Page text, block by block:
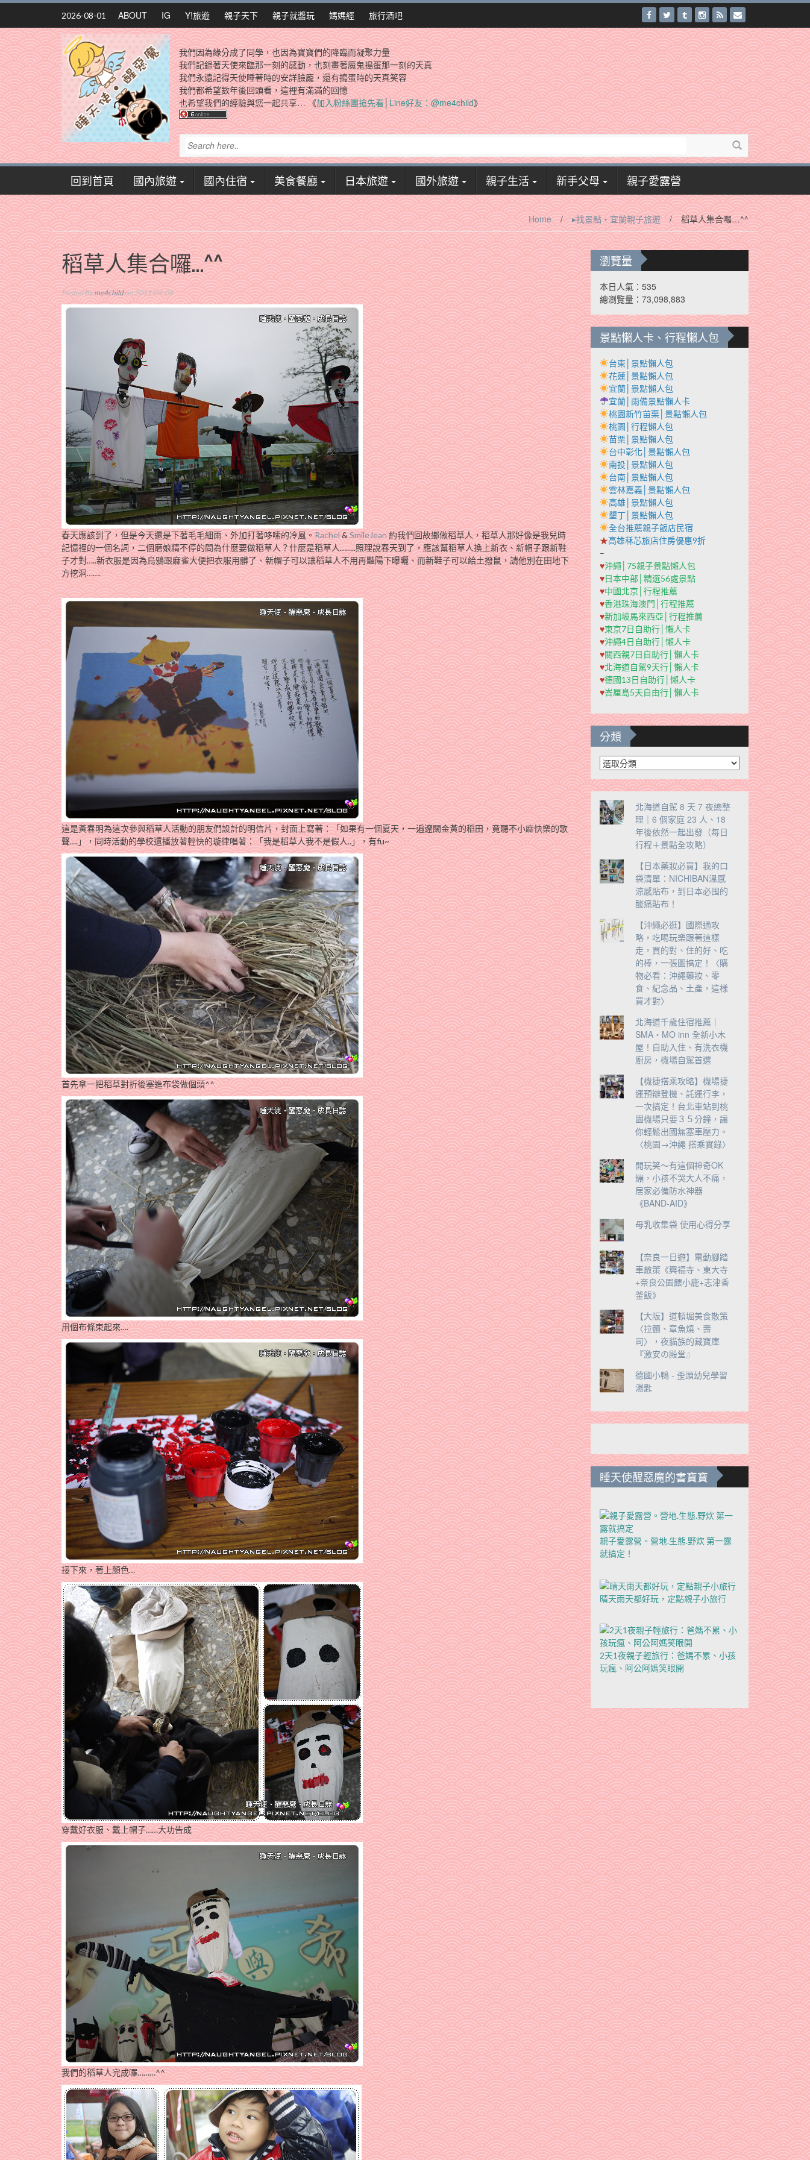
Skip
content
2026-08-01 ABOUT IG Y!旅遊 親子天下 親子就醬玩 媽媽經 旅行酒吧
我們因為緣分成了同學，也因為寶寶們的降臨而凝聚力量
我們記錄著天使來臨那一刻的感動，也刻畫著魔鬼搗蛋那一刻的天真
我們永遠記得天使睡著時的安詳臉龐，還有搗蛋時的天真笑容
我們都希望數年後回頭看，這裡有滿滿的回憶
也希望我們的經驗與您一起共享… 《加入粉絲團搶先看│Line好友：@me4child》
回到首頁 國內旅遊 國內住宿 美食餐廳 日本旅遊 國外旅遊 親子生活 新手父母 親子愛露營
Home / ▸找景點‧宜蘭親子旅遊 / 稻草人集合囉…^^
稻草人集合囉…^^
Posted Byme4childon 2011-04-08
春天應該到了，但是今天還是下著毛毛細雨、外加打著哆嗦的冷風。Rachel&SmileJean約我們回故鄉做稻草人，稻草人那好像是我兒時
記憶裡的一個名詞，二個磨娘精不停的問為什麼要做稻草人？什麼是稻草人……..照理說春天到了，應該幫稻草人換上新衣、新帽子跟新鞋
子才對…..新衣服是因為烏鴉跟麻雀大便把衣服用髒了、新帽子可以讓稻草人不用再豔陽下曝曬、而新鞋子可以給土撥鼠，請他別在田地下
方挖洞…….
這是黃春明為這次參與稻草人活動的朋友們設計的明信片，封面上寫著：「如果有一個夏天，一遍遼闊金黃的稻田，竟聽不小麻快樂的歌
聲….」，同時活動的學校還播放著輕快的璇律唱著：「我是稻草人我不是假人..」，有fu~
首先拿一把稻草對折後塞進布袋做個頭^^
用個布條束起來….
接下來，著上顏色…
穿戴好衣服、戴上帽子……大功告成
我們的稻草人完成囉………^^
瀏覽量
本日人氣：535
總瀏覽量：73,098,883
景點懶人卡、行程懶人包
台東│景點懶人包
花蓮│景點懶人包
宜蘭│景點懶人包
宜蘭│雨備景點懶人卡
桃園新竹苗栗│景點懶人包
桃園│行程懶人包
苗栗│景點懶人包
台中彰化│景點懶人包
南投│景點懶人包
台南│景點懶人包
雲林嘉義│景點懶人包
高雄│景點懶人包
墾丁│景點懶人包
全台推薦親子飯店民宿
★高雄秝芯旅店住房優惠9折
–
♥沖繩│75親子景點懶人包
♥日本中部│精選56處景點
♥中國北京│行程推薦
♥香港珠海澳門│行程推薦
♥新加坡馬來西亞│行程推薦
♥東京7日自助行│懶人卡
♥沖繩4日自助行│懶人卡
♥關西親7日自助行│懶人卡
♥北海道自駕9天行│懶人卡
♥德國13日自助行│懶人卡
♥峇厘島5天自由行│懶人卡
分類
分
類
北海道自駕 8 天 7 夜總整
理｜6 個家庭 23 人、18
年後依然一起出發（每日
行程＋景點全攻略）
【日本藥妝必買】我的口
袋清單：NICHIBAN溫感
涼感貼布，到日本必囤的
酸痛貼布！
【沖繩必逛】國際通攻
略，吃喝玩樂跟著這樣
走，買的對、住的好、吃
的棒，一張圖搞定！〈購
物必看：沖繩藥妝、零
食、紀念品、土產，這樣
買才對〉
北海道千歲住宿推薦｜
SMA・MO inn 全新小木
屋！自助入住、有洗衣機
廚房，機場自駕首選
【機捷搭乘攻略】機場捷
運預辦登機、託運行李，
一次搞定！台北車站到桃
園機場只要３５分鐘，讓
你輕鬆出國無塞車壓力。
〈桃園→沖繩 搭乘實錄〉
開玩笑～有這個神奇OK
繃，小孩不哭大人不痛，
居家必備防水神器
《BAND-AID》
母乳收集袋 使用心得分享
【奈良一日遊】電動腳踏
車散策《興福寺、東大寺
+奈良公園餵小鹿+志津香
釜飯》
【大阪】道頓堀美食散策
〈拉麵、章魚燒、壽
司〉，夜貓族的藏寶庫
『激安の殿堂』
德國小鴨 - 歪頭幼兒學習
湯匙
睡天使醒惡魔的書寶寶
親子愛露營。營地.生態.野炊 第一露
就搞定！
晴天雨天都好玩，定點親子小旅行
2天1夜親子輕旅行：爸媽不累、小孩
玩瘋、阿公阿媽笑眼開